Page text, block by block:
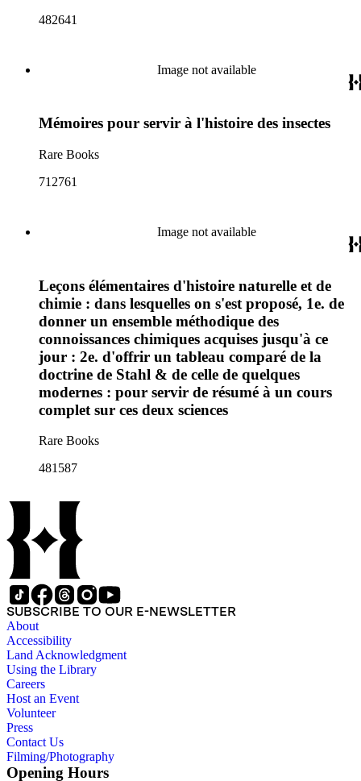
482641
Image not available
Mémoires pour servir à l'histoire des insectes
Rare Books
712761
Image not available
Leçons élémentaires d'histoire naturelle et de
chimie : dans lesquelles on s'est proposé, 1e. de
donner un ensemble méthodique des
connoissances chimiques acquises jusqu'à ce
jour : 2e. d'offrir un tableau comparé de la
doctrine de Stahl & de celle de quelques
modernes : pour servir de résumé à un cours
complet sur ces deux sciences
Rare Books
481587
SUBSCRIBE TO OUR E-NEWSLETTER
About
Accessibility
Land Acknowledgment
Using the Library
Careers
Host an Event
Volunteer
Press
Contact Us
Filming/Photography
Opening Hours